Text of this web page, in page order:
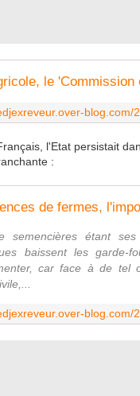
l'Etat persistait
:
semencières étant
baissent les garde-
car face à de tel